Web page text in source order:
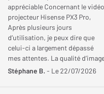
Devialet Mania 95 dBpeut
base pour profiter de la
souhaitez.
Lorsque vous désirez
par sa poignée pour qu'elle
appréciable Concernant le vidéo
projecteur Hisense PX3 Pro,
Après plusieurs jours
d’utilisation, je peux dire que
celui-ci a largement dépassé
mes attentes. La qualité
est tout simplement
Stéphane B. - Le 22/07/2026